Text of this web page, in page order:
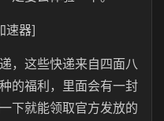
速器]
，这些快递来自四面八
的福利，里面会有一封
下就能领取官方发放的